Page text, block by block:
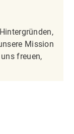
Mission
freuen,